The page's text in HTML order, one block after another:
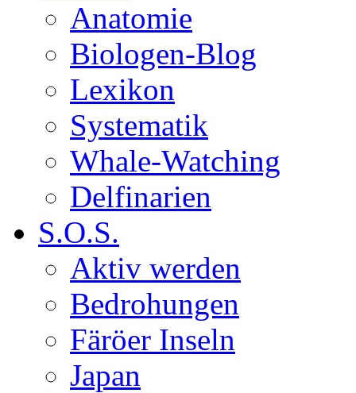
Anatomie
Biologen-Blog
Lexikon
Systematik
Whale-Watching
Delfinarien
S.O.S.
Aktiv werden
Bedrohungen
Färöer Inseln
Japan